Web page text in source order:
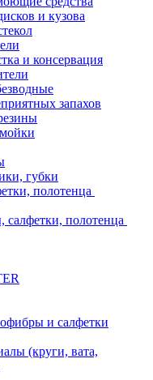
и кузова
и консервация
запахов
губки
полотенца
полотенца
и салфетки
(круги, вата,